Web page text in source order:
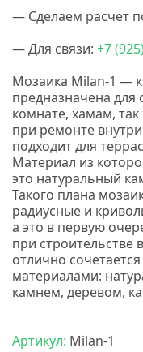
— Сделаем расчет
— Для связи: +7(925
Мозаика Milan-1 —
предназначена для
комнате, хамам,
при ремонте
подходит для
Материал из
это натуральный
Такого плана
радиусные и
а это в первую
при
отлично
материалами:
камнем, деревом,
Артикул: Milan-1